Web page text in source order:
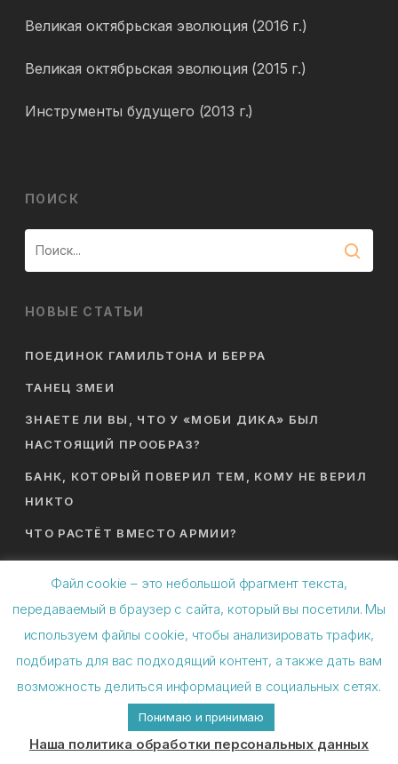
Великая октябрьская эволюция (2016 г.)
Великая октябрьская эволюция (2015 г.)
Инструменты будущего (2013 г.)
ПОИСК
НОВЫЕ СТАТЬИ
ПОЕДИНОК ГАМИЛЬТОНА И БЕРРА
ТАНЕЦ ЗМЕИ
ЗНАЕТЕ ЛИ ВЫ, ЧТО У «МОБИ ДИКА» БЫЛ
НАСТОЯЩИЙ ПРООБРАЗ?
БАНК, КОТОРЫЙ ПОВЕРИЛ ТЕМ, КОМУ НЕ ВЕРИЛ
НИКТО
ЧТО РАСТЁТ ВМЕСТО АРМИИ?
Николаевич
facebook spotify
Файл cookie – это небольшой фрагмент текста,
передаваемый в браузер с сайта, который вы посетили. Мы
используем файлы cookie, чтобы анализировать трафик,
подбирать для вас подходящий контент, а также дать вам
возможность делиться информацией в социальных сетях.
Понимаю и принимаю
Наша политика обработки персональных данных